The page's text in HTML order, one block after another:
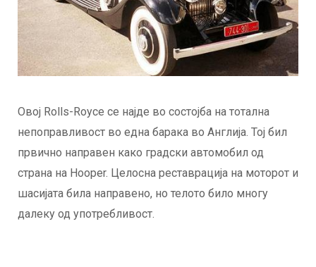
Овој Rolls-Royce се најде во состојба на тотална
непоправливост во една барака во Англија. Тој бил
првично направен како градски автомобил од
страна на Hooper. Целосна реставрација на моторот и
шасијата била направено, но телото било многу
далеку од употребливост.